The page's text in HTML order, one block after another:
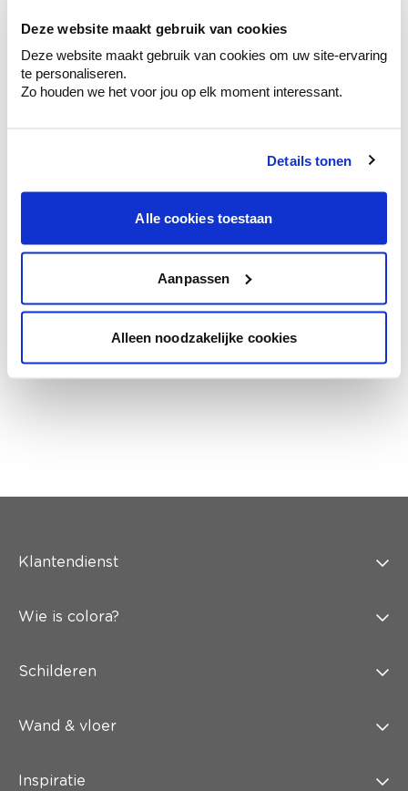
Deze website maakt gebruik van cookies
Deze website maakt gebruik van cookies om uw site-ervaring
te personaliseren.
Zo houden we het voor jou op elk moment interessant.
Details tonen
Alle cookies toestaan
Aanpassen
Alleen noodzakelijke cookies
te verfijnen.
Krijg persoonlijk advies om kleuren te
combineren.
Krijg kleuradvies op basis van de lichtinval
en je meubels.
Krijg ineens een technologische check-up
Klantendienst
Wie is colora?
Schilderen
Wand & vloer
Inspiratie